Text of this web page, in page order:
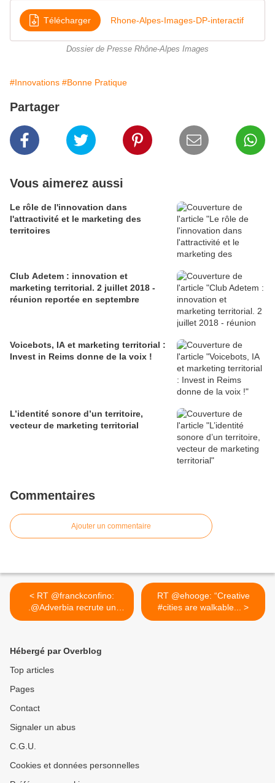
Télécharger Rhone-Alpes-Images-DP-interactif
Dossier de Presse Rhône-Alpes Images
#Innovations #Bonne Pratique
Partager
Vous aimerez aussi
Le rôle de l'innovation dans
l'attractivité et le marketing des
territoires
Club Adetem : innovation et
marketing territorial. 2 juillet 2018 -
réunion reportée en septembre
Voicebots, IA et marketing territorial :
Invest in Reims donne de la voix !
L’identité sonore d’un territoire,
vecteur de marketing territorial
Commentaires
Ajouter un commentaire
< RT @franckconfino:
.@Adverbia recrute un
stagiaire...
RT @ehooge: “Creative
#cities are walkable... >
Hébergé par Overblog
Top articles
Pages
Contact
Signaler un abus
C.G.U.
Cookies et données personnelles